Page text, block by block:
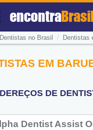
encontra
Dentistas no Brasil / Dentistas
EM
DE
Dentist Assist